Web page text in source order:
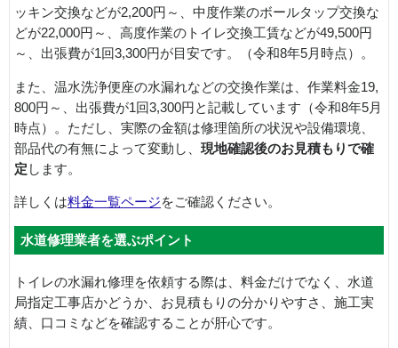
ッキン交換などが2,200円～、中度作業のボールタップ交換な
どが22,000円～、高度作業のトイレ交換工賃などが49,500円
～、出張費が1回3,300円が目安です。（令和8年5月時点）。
また、温水洗浄便座の水漏れなどの交換作業は、作業料金19,
800円～、出張費が1回3,300円と記載しています（令和8年5月
時点）。ただし、実際の金額は修理箇所の状況や設備環境、
部品代の有無によって変動し、 現地確認後のお見積もりで確
定 します。
詳しくは料金一覧ページをご確認ください。
水道修理業者を選ぶポイント
トイレの水漏れ修理を依頼する際は、料金だけでなく、水道
局指定工事店かどうか、お見積もりの分かりやすさ、施工実
績、口コミなどを確認することが肝心です。